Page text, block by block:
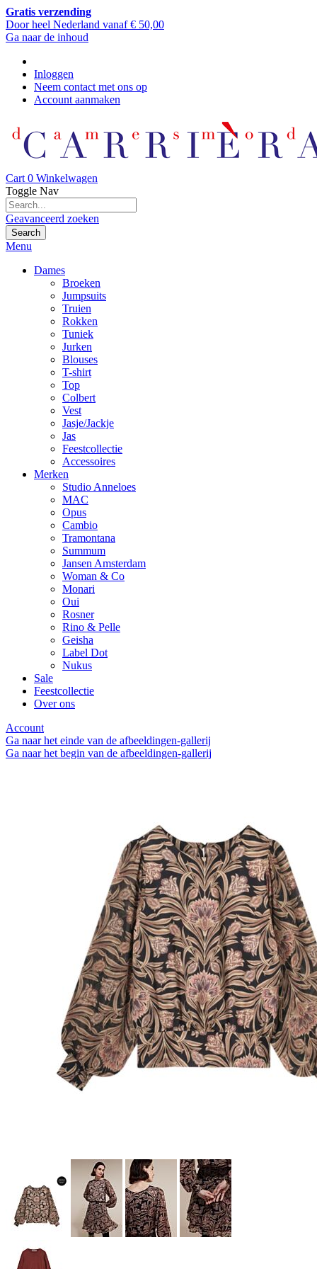
Gratis verzending
Door heel Nederland vanaf € 50,00
Ga naar de inhoud
Inloggen
Neem contact met ons op
Account aanmaken
Cart 0 Winkelwagen
Toggle Nav
Geavanceerd zoeken
Search
Menu
Dames
Broeken
Jumpsuits
Truien
Rokken
Tuniek
Jurken
Blouses
T-shirt
Top
Colbert
Vest
Jasje/Jackje
Jas
Feestcollectie
Accessoires
Merken
Studio Anneloes
MAC
Opus
Cambio
Tramontana
Summum
Jansen Amsterdam
Woman & Co
Monari
Oui
Rosner
Rino & Pelle
Geisha
Label Dot
Nukus
Sale
Feestcollectie
Over ons
Account
Ga naar het einde van de afbeeldingen-gallerij
Ga naar het begin van de afbeeldingen-gallerij